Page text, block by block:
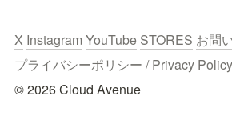
X Instagram YouTube STORES お問
プライバシーポリシー / Privacy Policy
© 2026 Cloud Avenue